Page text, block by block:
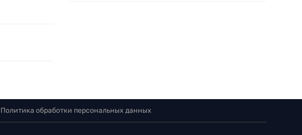
Политика обработки персональных данных